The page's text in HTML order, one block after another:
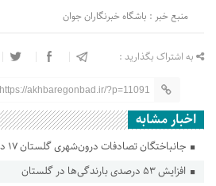
منبع خبر : باشگاه خبرنگاران جوان
به اشتراک بگذارید :
https://akhbaregonbad.ir/?p=11091
اخبار مشابه
جانباختگان تصادفات درون‌شهری گلستان ۱۷ درصد کاهش یافت
افزایش ۵۳ درصدی بارندگی‌ها در گلستان